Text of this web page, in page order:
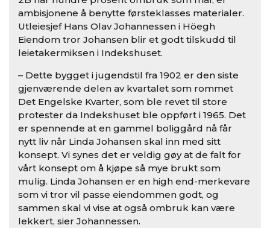
ambisjonene å benytte førsteklasses materialer.
Utleiesjef Hans Olav Johannessen i Höegh
Eiendom tror Johansen blir et godt tilskudd til
leietakermiksen i Indekshuset.
– Dette bygget i jugendstil fra 1902 er den siste
gjenværende delen av kvartalet som rommet
Det Engelske Kvarter, som ble revet til store
protester da Indekshuset ble oppført i 1965. Det
er spennende at en gammel boliggård nå får
nytt liv når Linda Johansen skal inn med sitt
konsept. Vi synes det er veldig gøy at de falt for
vårt konsept om å kjøpe så mye brukt som
mulig. Linda Johansen er en high end-merkevare
som vi tror vil passe eiendommen godt, og
sammen skal vi vise at også ombruk kan være
lekkert, sier Johannessen.